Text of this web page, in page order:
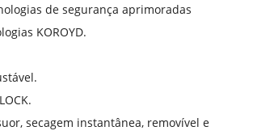
de segurança aprimoradas
KOROYD.
secagem instantânea, removível e